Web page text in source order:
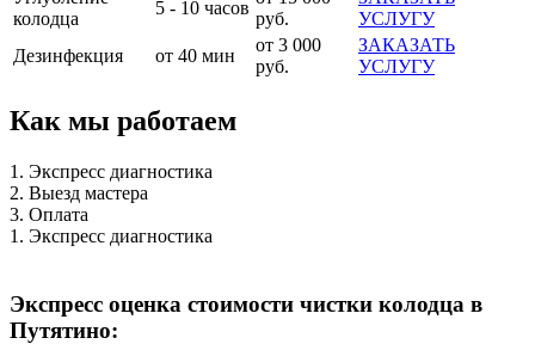
колодца
5 - 10 часов
руб.
УСЛУГУ
Дезинфекция
от 40 мин
от 3 000
руб.
ЗАКАЗАТЬ
УСЛУГУ
Как мы работаем
1. Экспресс диагностика
2. Выезд мастера
3. Оплата
1. Экспресс диагностика
Экспресс оценка стоимости чистки колодца в
Путятино: